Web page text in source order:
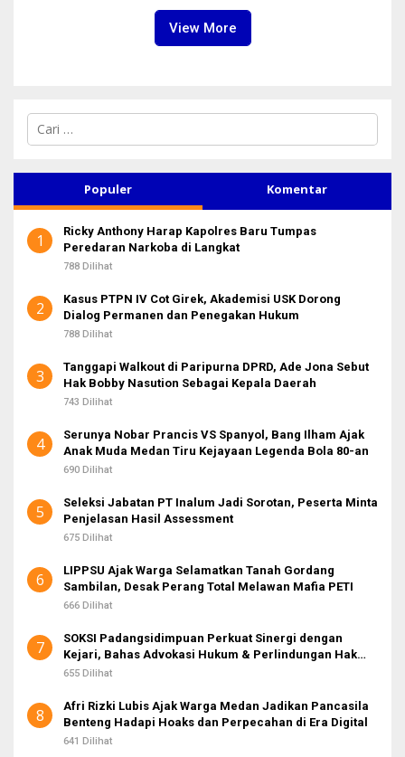
View More
C
i
n
u
k
Populer Komentar
1
Ricky Anthony Harap Kapolres Baru Tumpas
Peredaran Narkoba di Langkat
788 Dilihat
2
Kasus PTPN IV Cot Girek, Akademisi USK Dorong
Dialog Permanen dan Penegakan Hukum
788 Dilihat
3
Tanggapi Walkout di Paripurna DPRD, Ade Jona Sebut
Hak Bobby Nasution Sebagai Kepala Daerah
743 Dilihat
4
Serunya Nobar Prancis VS Spanyol, Bang Ilham Ajak
Anak Muda Medan Tiru Kejayaan Legenda Bola 80-an
690 Dilihat
5
Seleksi Jabatan PT Inalum Jadi Sorotan, Peserta Minta
Penjelasan Hasil Assessment
675 Dilihat
6
LIPPSU Ajak Warga Selamatkan Tanah Gordang
Sambilan, Desak Perang Total Melawan Mafia PETI
666 Dilihat
7
SOKSI Padangsidimpuan Perkuat Sinergi dengan
Kejari, Bahas Advokasi Hukum & Perlindungan Hak
Masyarakat
655 Dilihat
8
Afri Rizki Lubis Ajak Warga Medan Jadikan Pancasila
Benteng Hadapi Hoaks dan Perpecahan di Era Digital
641 Dilihat